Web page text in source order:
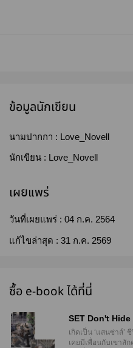
ข้อมูลนักเขียน
นามปากกา : Love_Novell
นักเขียน : Love_Novell
เผยแพร่
วันที่เผยแพร่ : 04 ก.ค. 2564
แก้ไขล่าสุด : 31 ก.ค. 2569
ซื้อ e-book ได้ที่นี่
SET Don't Hide
1+2)
เกิดเป็น ‘แสนซ่าส์’
เคยมีเพื่อนกับเขาสั